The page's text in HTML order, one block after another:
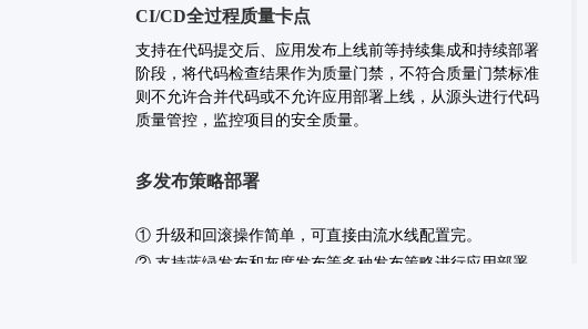
CI/CD全过程质量卡点
支持在代码提交后、应用发布上线前等持续集成和持续部署
阶段，将代码检查结果作为质量门禁，不符合质量门禁标准
则不允许合并代码或不允许应用部署上线，从源头进行代码
质量管控，监控项目的安全质量。
多发布策略部署
① 升级和回滚操作简单，可直接由流水线配置完。
② 支持蓝绿发布和灰度发布等多种发布策略进行应用部署，